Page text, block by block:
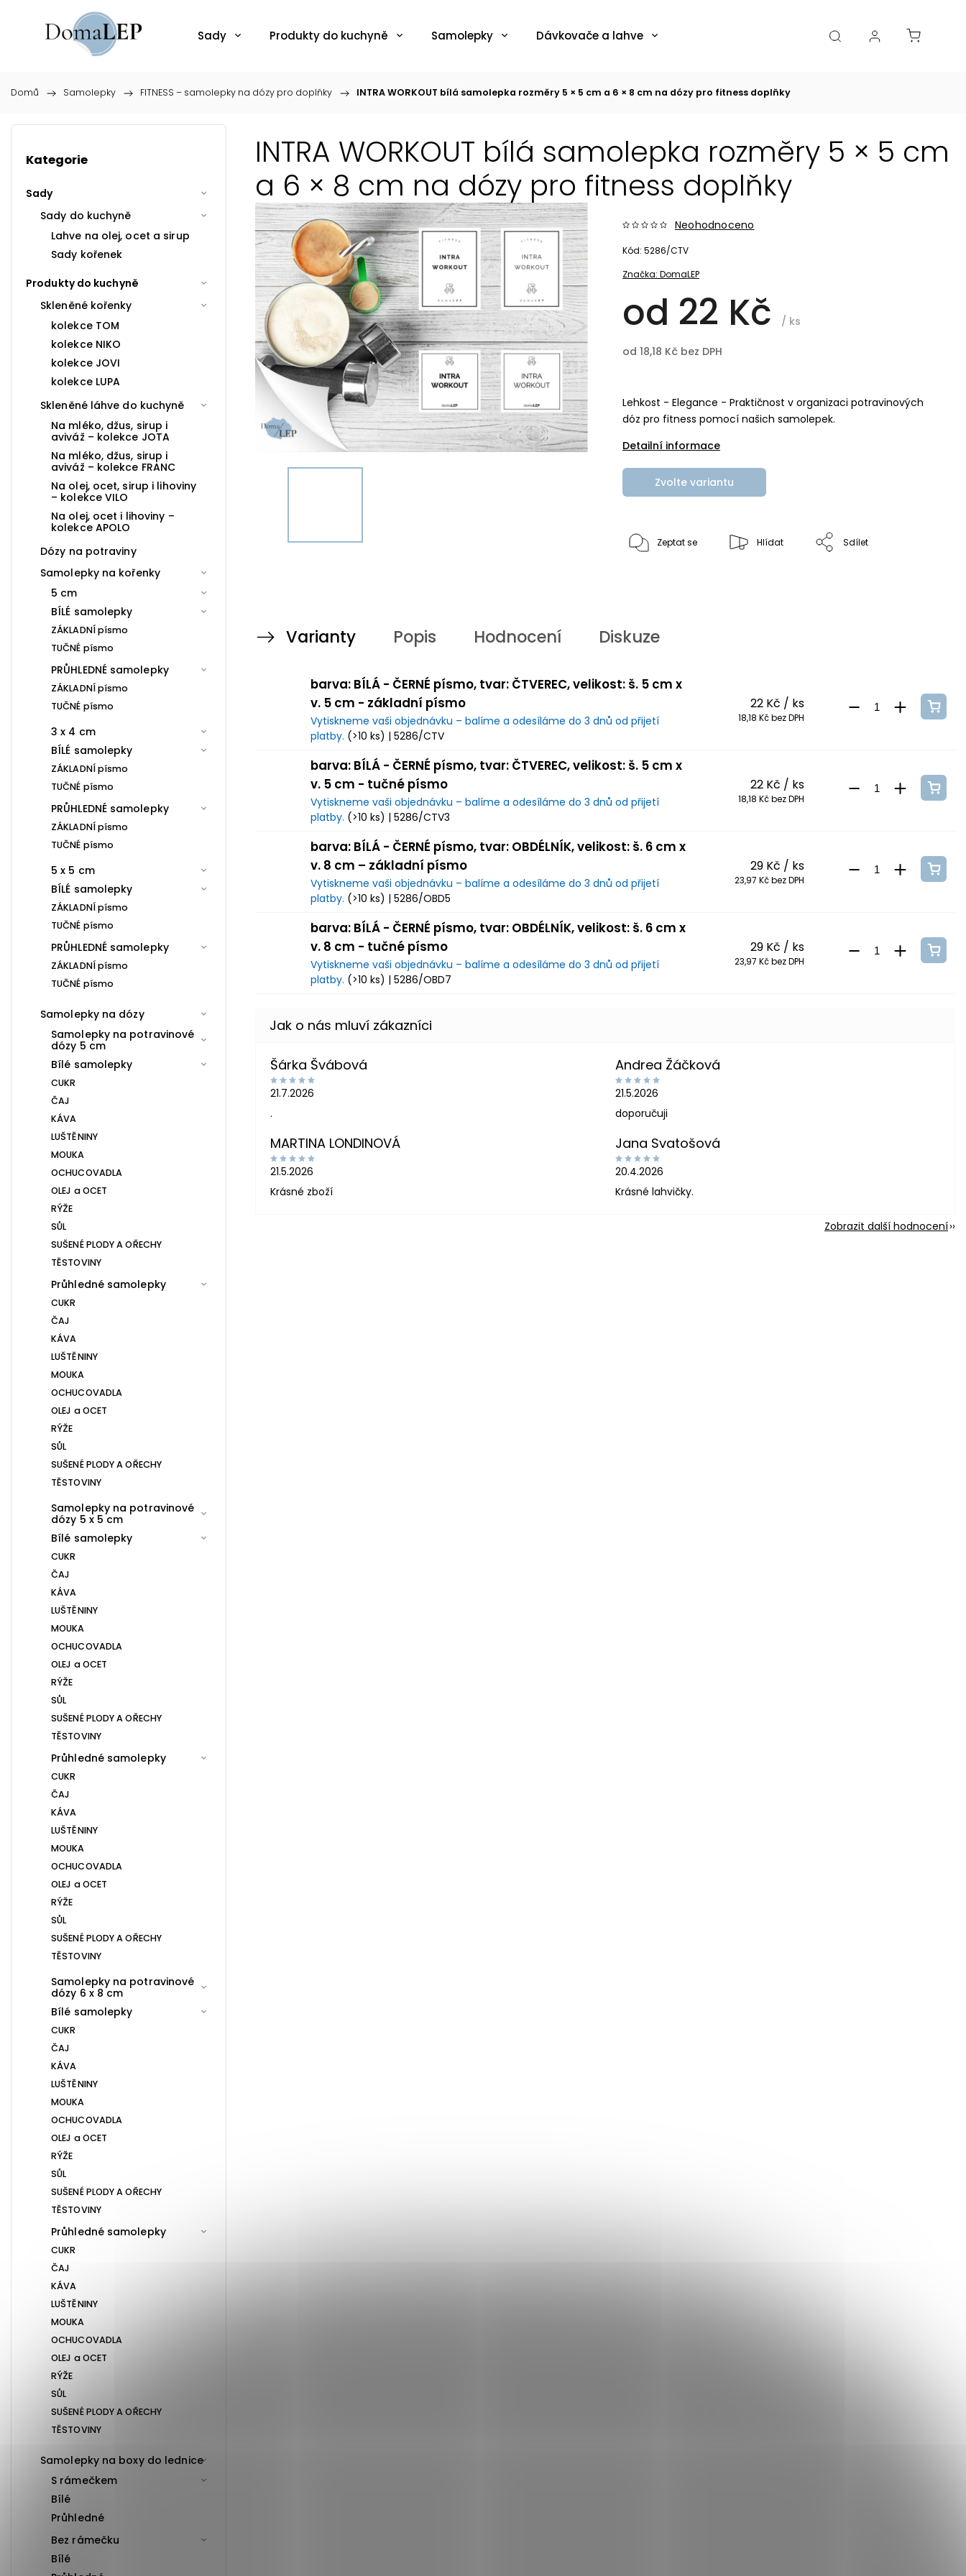
Sady Produkty do kuchyně Samolepky Dávkovače a lahve Boxy, dózy, kořenky, skleničky Akce
Domů / Samolepky / FITNESS – samolepky na dózy pro doplňky / INTRA WORKOUT bílá samolepka rozměry 5 × 5 cm a 6 × 8 cm na dózy pro fitness doplňky
Kategorie
Sady
Sady do kuchyně
Lahve na olej, ocet a sirup
Sady kořenek
Produkty do kuchyně
Skleněné kořenky
kolekce TOM
kolekce NIKO
kolekce JOVI
kolekce LUPA
Skleněné láhve do kuchyně
Na mléko, džus, sirup i
aviváž – kolekce JOTA
Na mléko, džus, sirup i
aviváž – kolekce FRANC
Na olej, ocet, sirup i lihoviny
– kolekce VILO
Na olej, ocet i lihoviny –
kolekce APOLO
Dózy na potraviny
Samolepky na kořenky
5 cm
BÍLÉ samolepky
ZÁKLADNÍ písmo
TUČNÉ písmo
PRŮHLEDNÉ samolepky
ZÁKLADNÍ písmo
TUČNÉ písmo
3 x 4 cm
BÍLÉ samolepky
ZÁKLADNÍ písmo
TUČNÉ písmo
PRŮHLEDNÉ samolepky
ZÁKLADNÍ písmo
TUČNÉ písmo
5 x 5 cm
BÍLÉ samolepky
ZÁKLADNÍ písmo
TUČNÉ písmo
PRŮHLEDNÉ samolepky
ZÁKLADNÍ písmo
TUČNÉ písmo
Samolepky na dózy
Samolepky na potravinové
dózy 5 cm
Bílé samolepky
CUKR
ČAJ
KÁVA
LUŠTĚNINY
MOUKA
OCHUCOVADLA
OLEJ a OCET
RÝŽE
SŮL
SUŠENÉ PLODY A OŘECHY
TĚSTOVINY
Průhledné samolepky
CUKR
ČAJ
KÁVA
LUŠTĚNINY
MOUKA
OCHUCOVADLA
OLEJ a OCET
RÝŽE
SŮL
SUŠENÉ PLODY A OŘECHY
TĚSTOVINY
Samolepky na potravinové
dózy 5 x 5 cm
Bílé samolepky
CUKR
ČAJ
KÁVA
LUŠTĚNINY
MOUKA
OCHUCOVADLA
OLEJ a OCET
RÝŽE
SŮL
SUŠENÉ PLODY A OŘECHY
TĚSTOVINY
Průhledné samolepky
CUKR
ČAJ
KÁVA
LUŠTĚNINY
MOUKA
OCHUCOVADLA
OLEJ a OCET
RÝŽE
SŮL
SUŠENÉ PLODY A OŘECHY
TĚSTOVINY
Samolepky na potravinové
dózy 6 x 8 cm
Bílé samolepky
CUKR
ČAJ
KÁVA
LUŠTĚNINY
MOUKA
OCHUCOVADLA
OLEJ a OCET
RÝŽE
SŮL
SUŠENÉ PLODY A OŘECHY
TĚSTOVINY
Průhledné samolepky
CUKR
ČAJ
KÁVA
LUŠTĚNINY
MOUKA
OCHUCOVADLA
OLEJ a OCET
RÝŽE
SŮL
SUŠENÉ PLODY A OŘECHY
TĚSTOVINY
Samolepky na boxy do lednice
S rámečkem
Bílé
Průhledné
Bez rámečku
Bílé
INTRA WORKOUT bílá samolepka rozměry 5 × 5 cm
a 6 × 8 cm na dózy pro fitness doplňky
Značka: DomaLEP
Neohodnoceno
od 22 Kč / ks
od 18,18 Kč bez DPH
Kód: 5286/CTV
Lehkost - Elegance - Praktičnost v organizaci potravinových
dóz pro fitness pomocí našich samolepek.
Detailní informace
Zvolte variantu
Zeptat se Hlídat Sdílet
Varianty Popis Hodnocení Diskuze
barva: BÍLÁ - ČERNÉ písmo, tvar: ČTVEREC, velikost: š. 5 cm x
v. 5 cm - základní písmo
Vytiskneme vaši objednávku – balíme a odesíláme do 3 dnů od přijetí
platby. (>10 ks) | 5286/CTV
22 Kč / ks
18,18 Kč bez DPH
barva: BÍLÁ - ČERNÉ písmo, tvar: ČTVEREC, velikost: š. 5 cm x
v. 5 cm - tučné písmo
Vytiskneme vaši objednávku – balíme a odesíláme do 3 dnů od přijetí
platby. (>10 ks) | 5286/CTV3
22 Kč / ks
18,18 Kč bez DPH
barva: BÍLÁ - ČERNÉ písmo, tvar: OBDÉLNÍK, velikost: š. 6 cm x
v. 8 cm – základní písmo
Vytiskneme vaši objednávku – balíme a odesíláme do 3 dnů od přijetí
platby. (>10 ks) | 5286/OBD5
29 Kč / ks
23,97 Kč bez DPH
barva: BÍLÁ - ČERNÉ písmo, tvar: OBDÉLNÍK, velikost: š. 6 cm x
v. 8 cm - tučné písmo
Vytiskneme vaši objednávku – balíme a odesíláme do 3 dnů od přijetí
platby. (>10 ks) | 5286/OBD7
29 Kč / ks
23,97 Kč bez DPH
Šárka Švábová
21.7.2026
.
Andrea Žáčková
21.5.2026
doporučuji
MARTINA LONDINOVÁ
21.5.2026
Krásné zboží
Jana Svatošová
20.4.2026
Krásné lahvičky.
Zobrazit další hodnocení